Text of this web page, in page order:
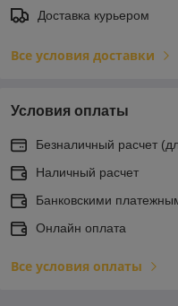
Доставка курьером
Все условия доставки
Условия оплаты
Безналичный расчет
Наличный расчет
Банковскими
Онлайн оплата
Все условия оплаты